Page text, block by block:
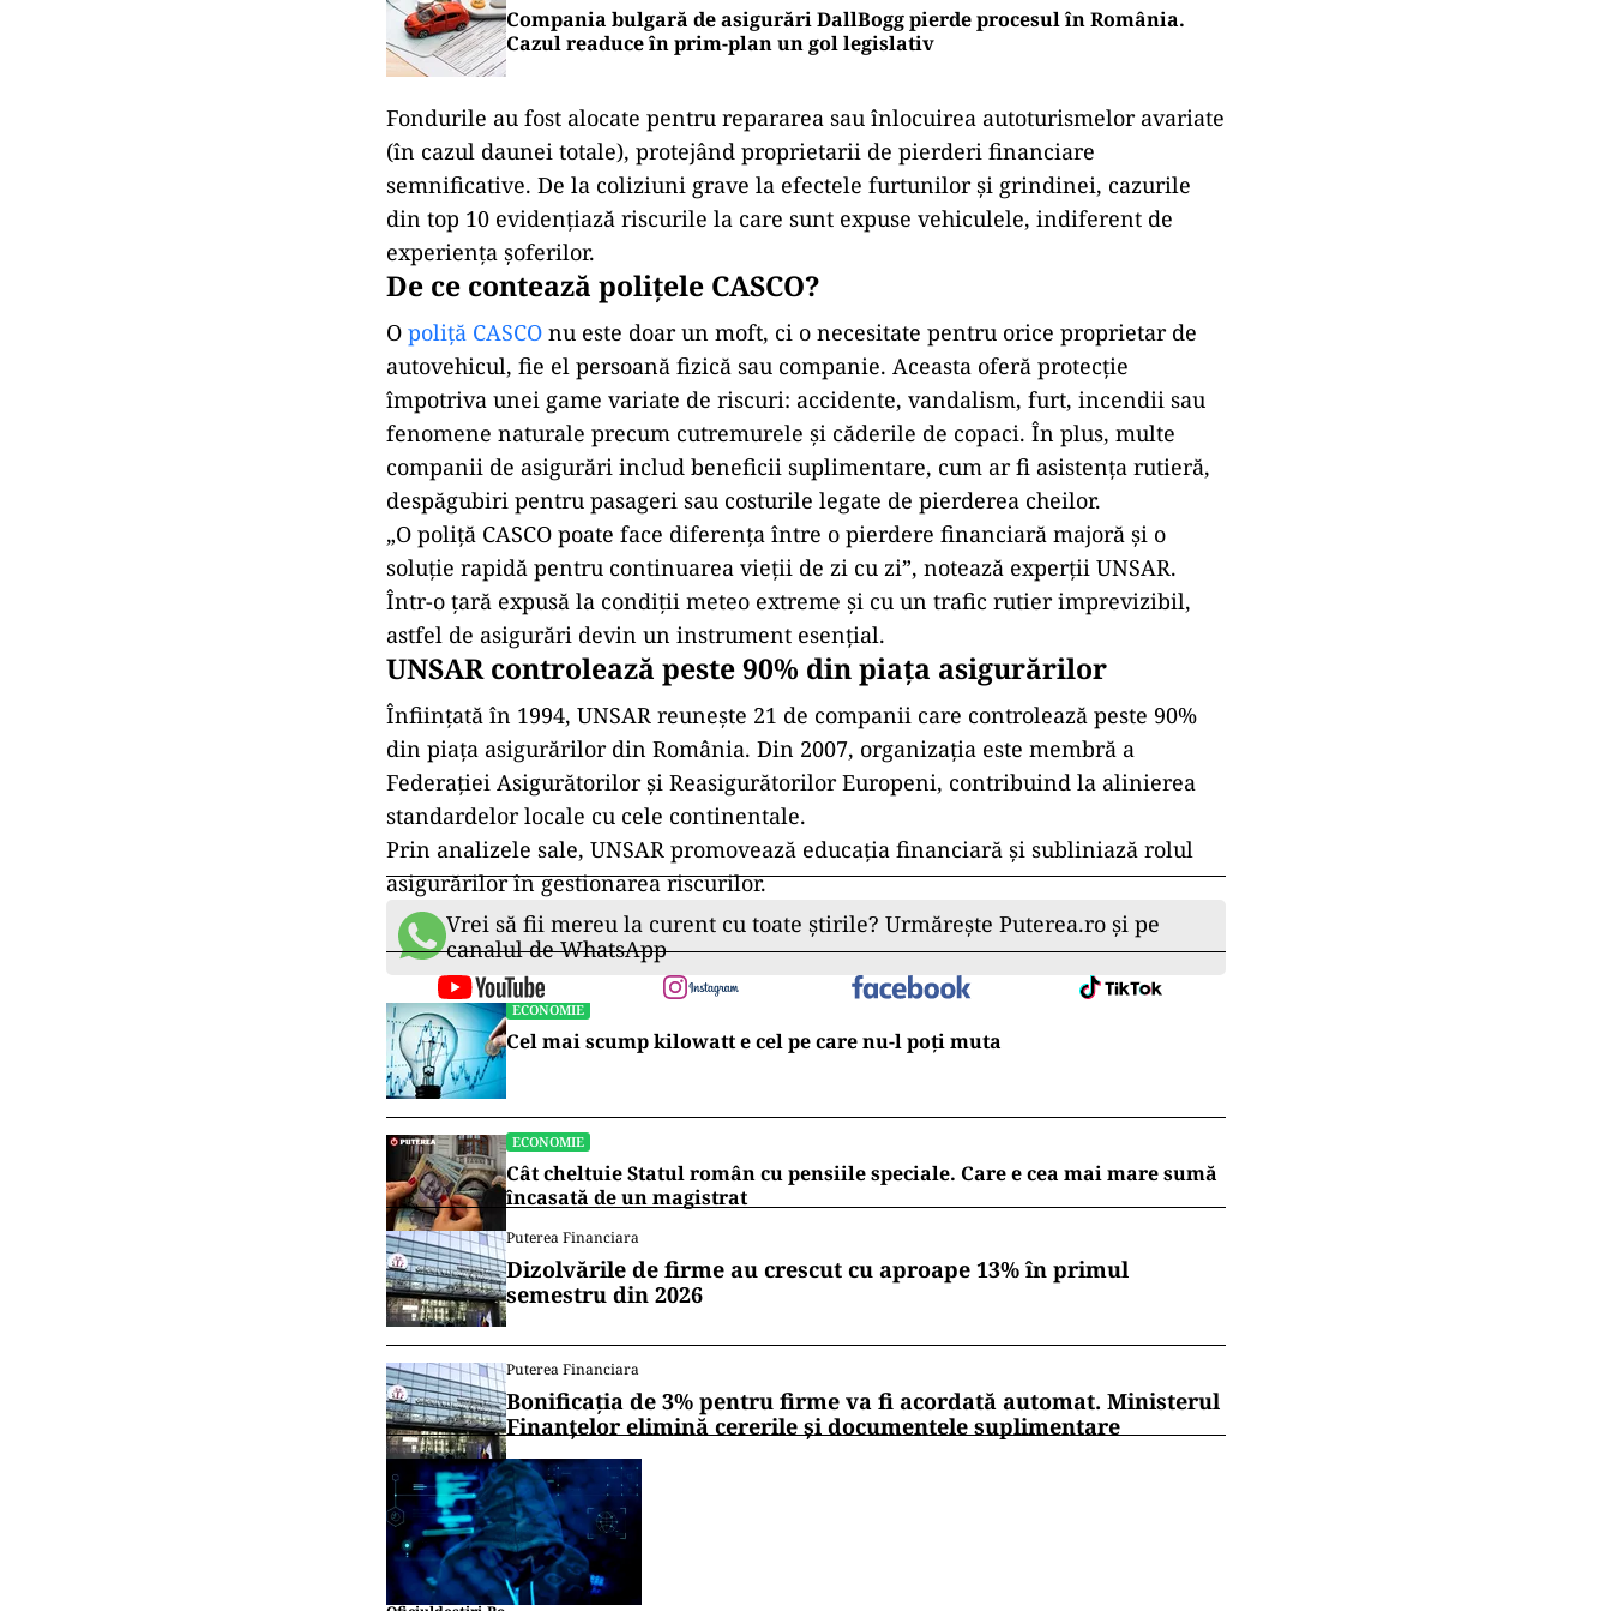
Compania bulgară de asigurări DallBogg pierde procesul în România.
Cazul readuce în prim-plan un gol legislativ
Fondurile au fost alocate pentru repararea sau înlocuirea autoturismelor avariate
(în cazul daunei totale), protejând proprietarii de pierderi financiare
semnificative. De la coliziuni grave la efectele furtunilor și grindinei, cazurile
din top 10 evidențiază riscurile la care sunt expuse vehiculele, indiferent de
experiența șoferilor.
De ce contează polițele CASCO?
O poliță CASCO nu este doar un moft, ci o necesitate pentru orice proprietar de
autovehicul, fie el persoană fizică sau companie. Aceasta oferă protecție
împotriva unei game variate de riscuri: accidente, vandalism, furt, incendii sau
fenomene naturale precum cutremurele și căderile de copaci. În plus, multe
companii de asigurări includ beneficii suplimentare, cum ar fi asistența rutieră,
despăgubiri pentru pasageri sau costurile legate de pierderea cheilor.
„O poliță CASCO poate face diferența între o pierdere financiară majoră și o
soluție rapidă pentru continuarea vieții de zi cu zi”, notează experții UNSAR.
Într-o țară expusă la condiții meteo extreme și cu un trafic rutier imprevizibil,
astfel de asigurări devin un instrument esențial.
UNSAR controlează peste 90% din piața asigurărilor
Înființată în 1994, UNSAR reunește 21 de companii care controlează peste 90%
din piața asigurărilor din România. Din 2007, organizația este membră a
Federației Asigurătorilor și Reasigurătorilor Europeni, contribuind la alinierea
standardelor locale cu cele continentale.
Prin analizele sale, UNSAR promovează educația financiară și subliniază rolul
asigurărilor în gestionarea riscurilor.
Vrei să fii mereu la curent cu toate știrile? Urmărește Puterea.ro și pe
canalul de WhatsApp
ECONOMIE
Cel mai scump kilowatt e cel pe care nu-l poți muta
ECONOMIE
Cât cheltuie Statul român cu pensiile speciale. Care e cea mai mare sumă
încasată de un magistrat
Puterea Financiara
Dizolvările de firme au crescut cu aproape 13% în primul
semestru din 2026
Puterea Financiara
Bonificația de 3% pentru firme va fi acordată automat. Ministerul
Finanțelor elimină cererile și documentele suplimentare